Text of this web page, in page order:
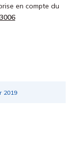
en compte du
2019